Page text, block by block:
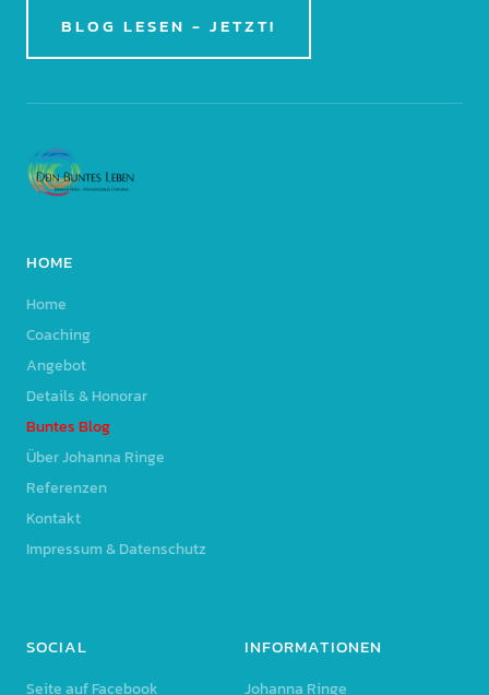
BLOG LESEN - JETZT!
HOME
Home
Coaching
Angebot
Details & Honorar
Buntes Blog
Über Johanna Ringe
Referenzen
Kontakt
Impressum & Datenschutz
SOCIAL
Seite auf Facebook
INFORMATIONEN
Johanna Ringe